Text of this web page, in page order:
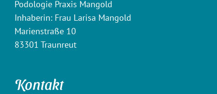
Podologie Praxis Mangold
Inhaberin: Frau Larisa Mangold
Marienstraße 10
83301 Traunreut
Kontakt